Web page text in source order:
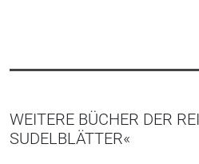
WEITERE BÜCHER DER
SUDELBLÄTTER«